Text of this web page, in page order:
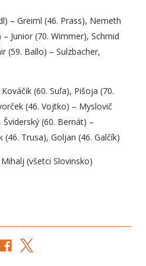
– Greiml (46. Prass), Nemeth
Junior (70. Wimmer), Schmid
(59. Ballo) – Sulzbacher,
Kováčik (60. Suľa), Pišoja (70.
(46. Vojtko) – Myslovič
(60. Bernát) –
(46. Trusa), Goljan (46. Galčík)
(všetci Slovinsko)